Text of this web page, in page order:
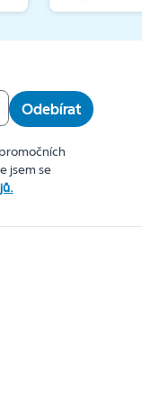
Odebírat
jsem se